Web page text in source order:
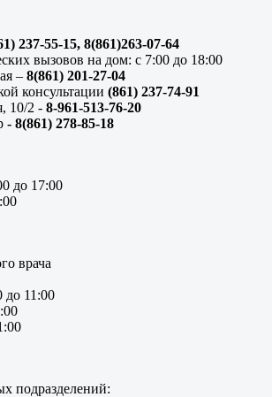
237-55-15, 8(861)263-07-64
вызовов на дом: с 7:00 до 18:00
– 8(861) 201-27-04
консультации (861) 237-74-91
10/2 - 8-961-513-76-20
- 8(861) 278-85-18
до 17:00
врача
до 11:00
подразделений: